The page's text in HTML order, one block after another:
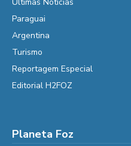
Paraguai
Argentina
Turismo
Reportagem Especial
Editorial H2FOZ
Planeta Foz